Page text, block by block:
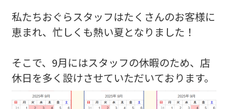
私たちおぐらスタッフはたくさんのお客様に
恵まれ、忙しくも熱い夏となりました！
そこで、9月にはスタッフの休暇のため、店
休日を多く設けさせていただいております。